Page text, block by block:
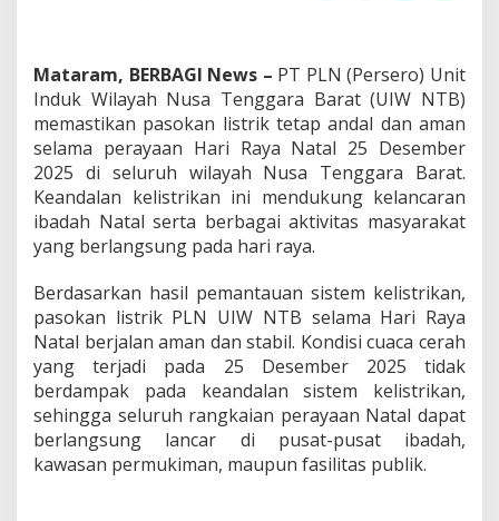
Mataram, BERBAGI News – PT PLN (Persero) Unit
Induk Wilayah Nusa Tenggara Barat (UIW NTB)
memastikan pasokan listrik tetap andal dan aman
selama perayaan Hari Raya Natal 25 Desember
2025 di seluruh wilayah Nusa Tenggara Barat.
Keandalan kelistrikan ini mendukung kelancaran
ibadah Natal serta berbagai aktivitas masyarakat
yang berlangsung pada hari raya.
Berdasarkan hasil pemantauan sistem kelistrikan,
pasokan listrik PLN UIW NTB selama Hari Raya
Natal berjalan aman dan stabil. Kondisi cuaca cerah
yang terjadi pada 25 Desember 2025 tidak
berdampak pada keandalan sistem kelistrikan,
sehingga seluruh rangkaian perayaan Natal dapat
berlangsung lancar di pusat-pusat ibadah,
kawasan permukiman, maupun fasilitas publik.